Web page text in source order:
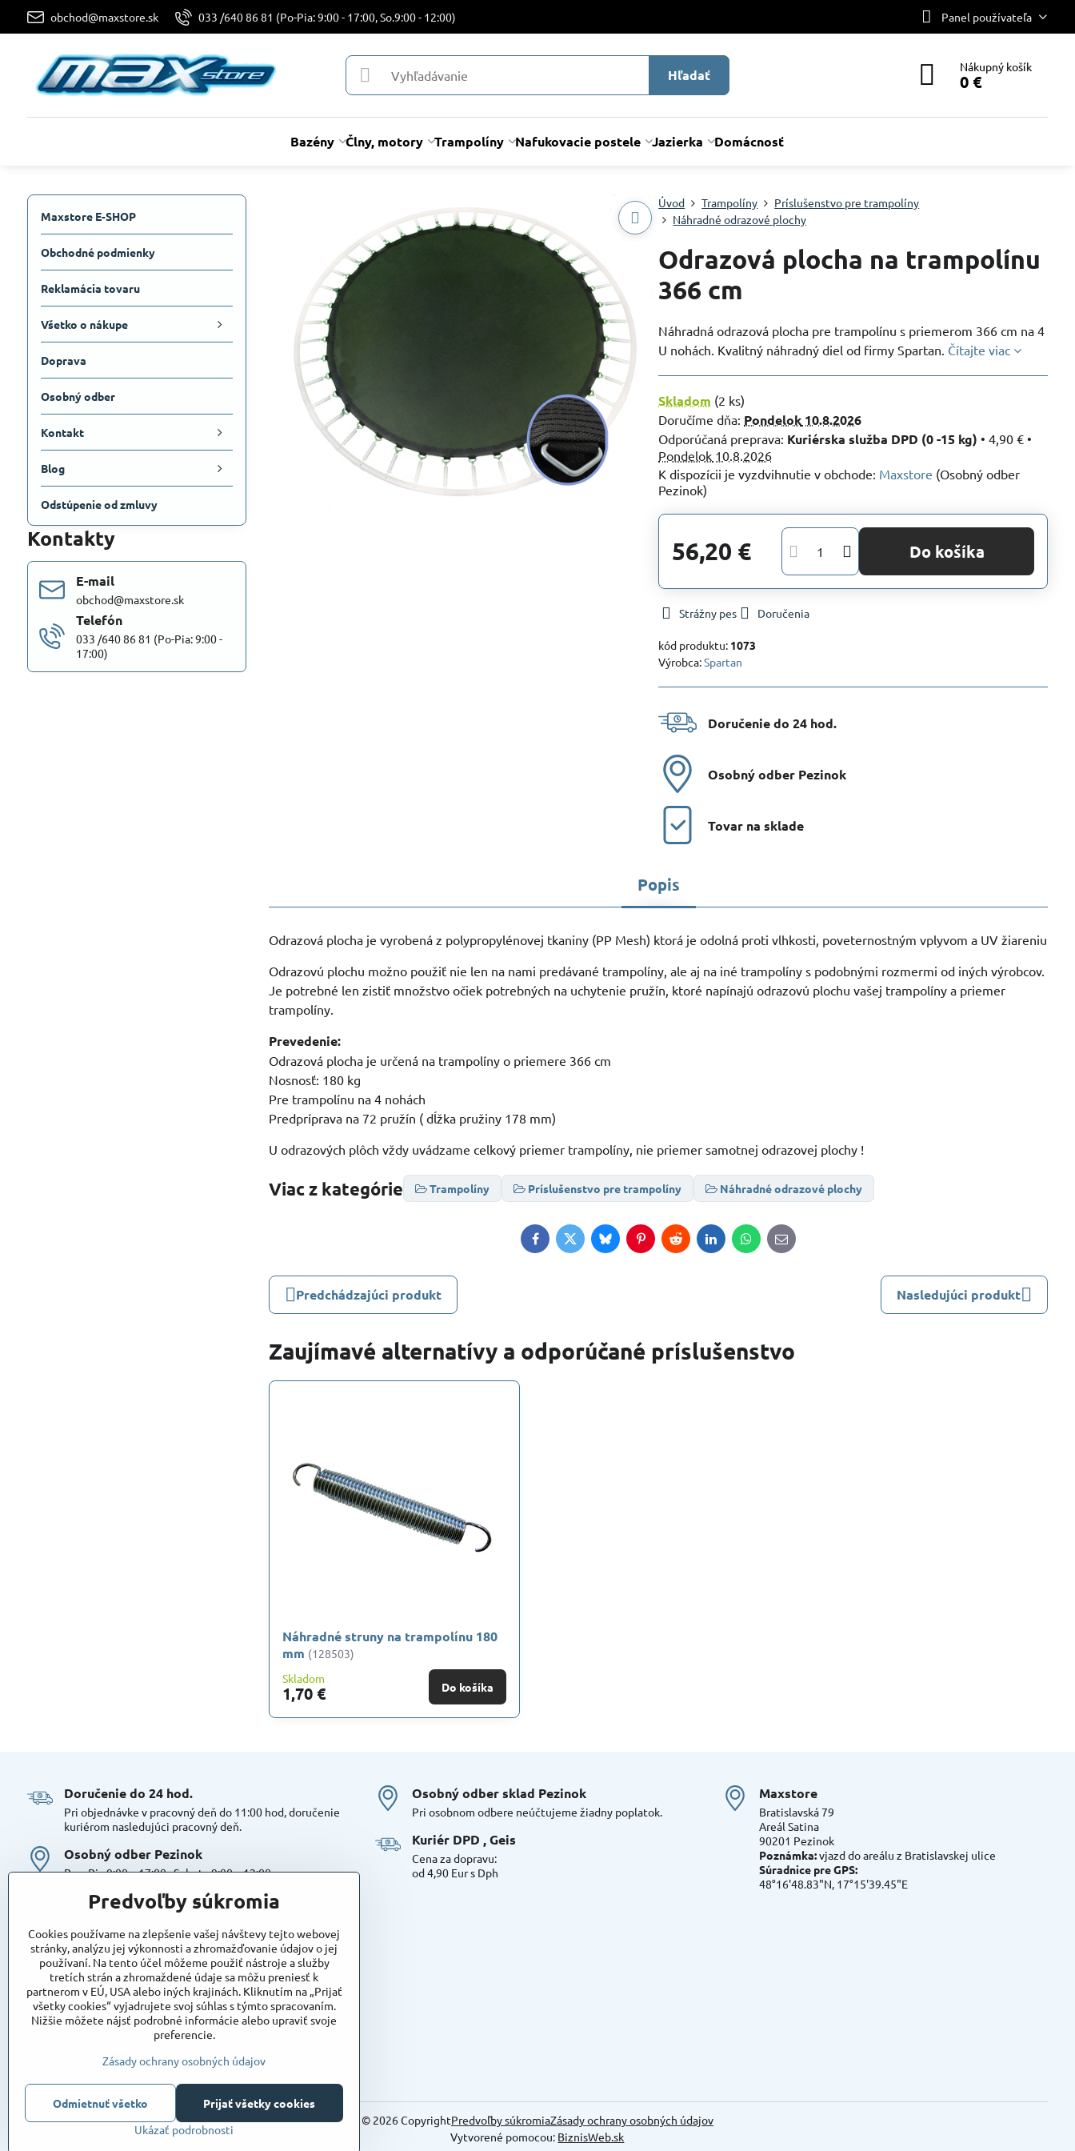
obchod@maxstore.sk 033 /640 86 81 (Po-Pia: 9:00 - 17:00, So.9:00 - 12:00) Panel používateľa
Hľadať Nákupný košík
0 €
Bazény Člny, motory Trampolíny Nafukovacie postele Jazierka Domácnosť
Úvod Trampolíny
Príslušenstvo pre trampolíny
Náhradné odrazové plochy
Odrazová plocha na trampolínu
366 cm
Náhradná odrazová plocha pre trampolínu s priemerom 366 cm na 4
U nohách. Kvalitný náhradný diel od firmy Spartan. Čítajte viac
Skladom (2 ks)
Doručíme dňa: Pondelok 10.8.2026
Kuriérska služba DPD (0 -15 kg) •4,90 € •
Pondelok 10.8.2026
Maxstore (Osobný odber
Pezinok)
56,20 € Do košíka
Strážny pes Doručenia
kód produktu: 1073
Výrobca:Spartan
Doručenie do 24 hod​.
Osobný odber Pezinok
Tovar na sklade
Popis
Odrazová plocha je vyrobená z polypropylénovej tkaniny (PP Mesh) ktorá je odolná proti vlhkosti, poveternostným vplyvom a UV žiareniu
Odrazovú plochu možno použiť nie len na nami predávané trampolíny, ale aj na iné trampolíny s podobnými rozmermi od iných výrobcov.
Je potrebné len zistiť množstvo očiek potrebných na uchytenie pružín, ktoré napínajú odrazovú plochu vašej trampolíny a priemer
trampolíny.
Prevedenie:
Odrazová plocha je určená na trampolíny o priemere 366 cm
Nosnosť: 180 kg
Pre trampolínu na 4 nohách
Predpríprava na 72 pružín ( dĺžka pružiny 178 mm)
U odrazových plôch vždy uvádzame celkový priemer trampolíny, nie priemer samotnej odrazovej plochy !
Viac z kategórie Trampolíny Príslušenstvo pre trampolíny Náhradné odrazové plochy
FacebookTwitterBlueskyPinterestRedditLinkedInWhatsApp
E-
mail
Predchádzajúci produkt Nasledujúci produkt
Zaujímavé alternatívy a odporúčané príslušenstvo
Náhradné struny na trampolínu 180
mm (128503)
Skladom
1,70 € Do košíka
Maxstore E-SHOP
Obchodné podmienky
Reklamácia tovaru
Všetko o nákupe
Doprava
Osobný odber
Kontakt
Blog
Odstúpenie od zmluvy
Kontakty
E-mail
obchod@maxstore.sk
Telefón
033 /640 86 81 (Po-Pia: 9:00 -
17:00)
Doručenie do 24 hod​.
Pri objednávke v pracovný deň do 11:00 hod, doručenie
kuriérom nasledujúci pracovný deň.
Osobný odber Pezinok
Po – Pia 9:00 – 17:00 , Sobota 9:00 – 12:00
bezplatné parkovanie, možnosť doplniť objednávku alebo
dokúpiť tovar na mieste. Odborné poradenstvo
Tovar na sklade:
Dostupnosť:Skladom
Takto označený tovar máme skutočne na sklade
pripravený k osobnému odberu, alebo na odoslanie!
Objednávky
Stav objednávky
Osobný odber sklad Pezinok
Pri osobnom odbere neúčtujeme žiadny poplatok.
Kuriér DPD , Geis
Cena za dopravu:
od 4,90 Eur s Dph
Maxstore
Bratislavská 79
Areál Satina
90201 Pezinok
Poznámka:vjazd do areálu z Bratislavskej ulice
Súradnice pre GPS:
48°16'48.83"N, 17°15'39.45"E
© 2026CopyrightPredvoľby súkromiaZásady ochrany osobných údajov
Vytvorené pomocou: BiznisWeb.sk
Predvoľby súkromia
Cookies používame na zlepšenie vašej návštevy tejto webovej
stránky, analýzu jej výkonnosti a zhromažďovanie údajov o jej
používaní. Na tento účel môžeme použiť nástroje a služby
tretích strán a zhromaždené údaje sa môžu preniesť k
partnerom v EÚ, USA alebo iných krajinách. Kliknutím na „Prijať
všetky cookies“ vyjadrujete svoj súhlas s týmto spracovaním.
Nižšie môžete nájsť podrobné informácie alebo upraviť svoje
preferencie.
Zásady ochrany osobných údajov
Ukázať podrobnosti
Prijať všetky cookies
Odmietnuť všetko